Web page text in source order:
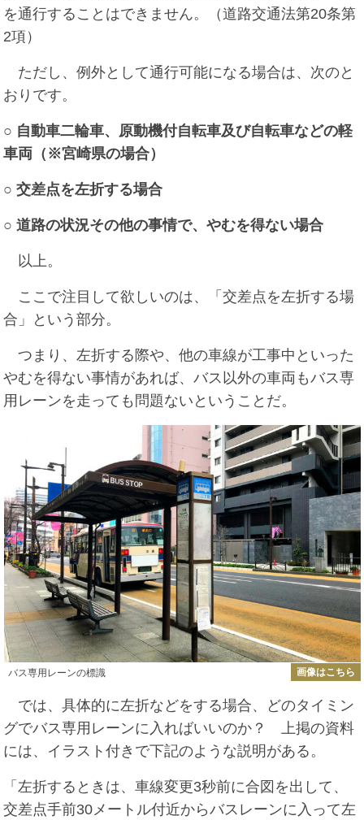
を通行することはできません。（道路交通法第20条第
2項）
ただし、例外として通行可能になる場合は、次のと
おりです。
○ 自動車二輪車、原動機付自転車及び自転車などの軽
車両（※宮崎県の場合）
○ 交差点を左折する場合
○ 道路の状況その他の事情で、やむを得ない場合
以上。
ここで注目して欲しいのは、「交差点を左折する場
合」という部分。
つまり、左折する際や、他の車線が工事中といった
やむを得ない事情があれば、バス以外の車両もバス専
用レーンを走っても問題ないということだ。
バス専用レーンの標識 画像はこちら
では、具体的に左折などをする場合、どのタイミン
グでバス専用レーンに入ればいいのか？ 上掲の資料
には、イラスト付きで下記のような説明がある。
「左折するときは、車線変更3秒前に合図を出して、
交差点手前30メートル付近からバスレーンに入って左